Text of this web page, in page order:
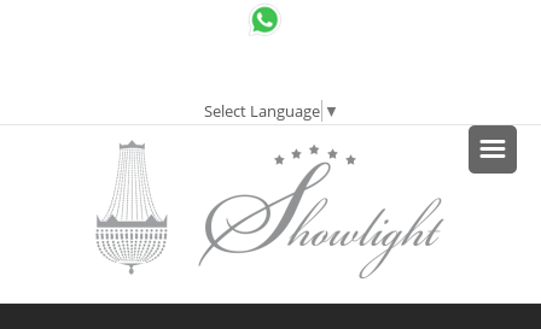
Select Language ▼